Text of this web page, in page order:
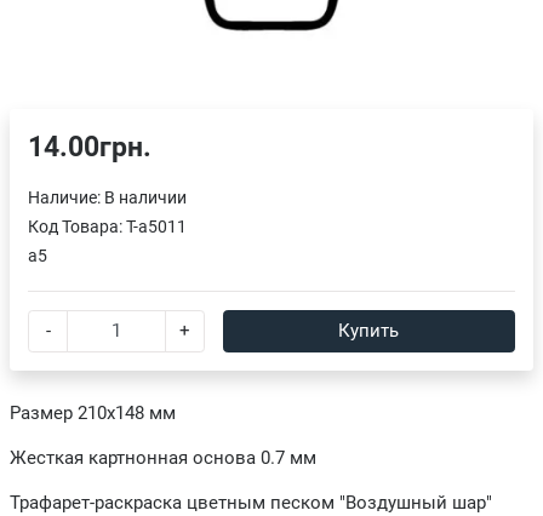
Размер 210х148 мм
Жесткая картнонная основа 0.7 мм
Трафарет-раскраска цветным песком "Воздушный шар"
14.00грн.
Наличие: В наличии
Код Товара:T-a5011
a5
- + Купить